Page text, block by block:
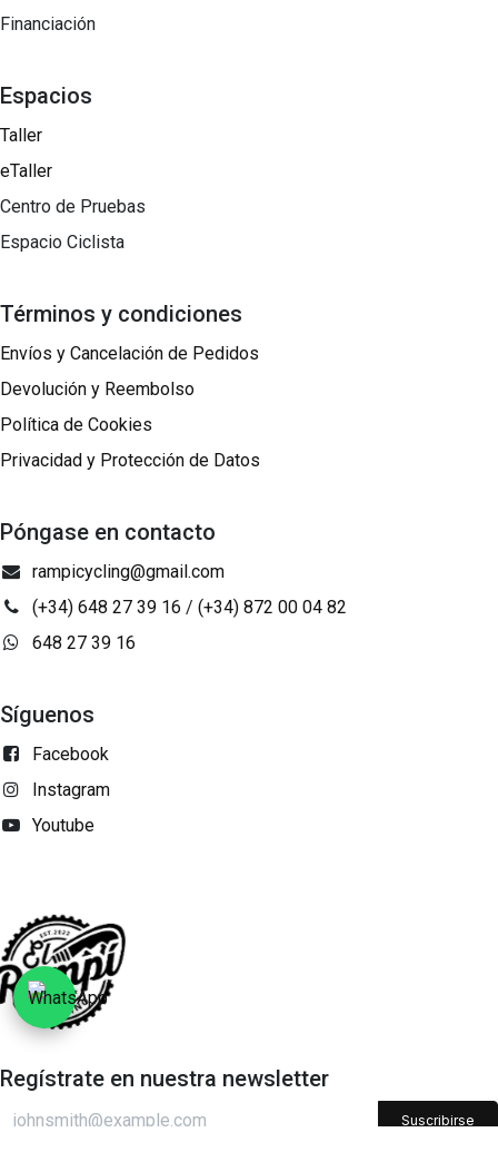
Financiación
Espacios
Taller
eTaller
Centro de Pruebas
Espacio Ciclista
Términos y condiciones
Envíos y Cancelación de Pedidos
Devolución y Reembolso
Política de Cookies
Privacidad y Protección de Datos
Póngase en contacto
rampicycling@gmail.com
(+34) 648 27 39 16 / (+34) 872 00 04 82
648 27 39 16
Síguenos
Facebook
Instagram
Youtube
Regístrate en nuestra newsletter​
Suscribirse